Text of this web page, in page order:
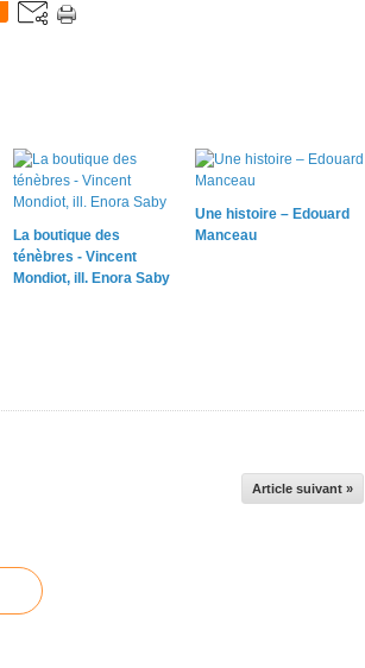
La boutique des
ténèbres - Vincent
Mondiot, ill. Enora Saby
Une histoire – Edouard
Manceau
Article suivant »